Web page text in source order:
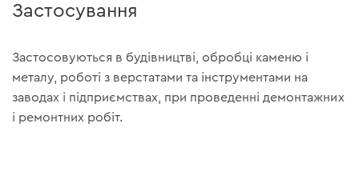
Застосування
Застосовуються в будівництві, обробці каменю і
металу, роботі з верстатами та інструментами на
заводах і підприємствах, при проведенні демонтажних
і ремонтних робіт.